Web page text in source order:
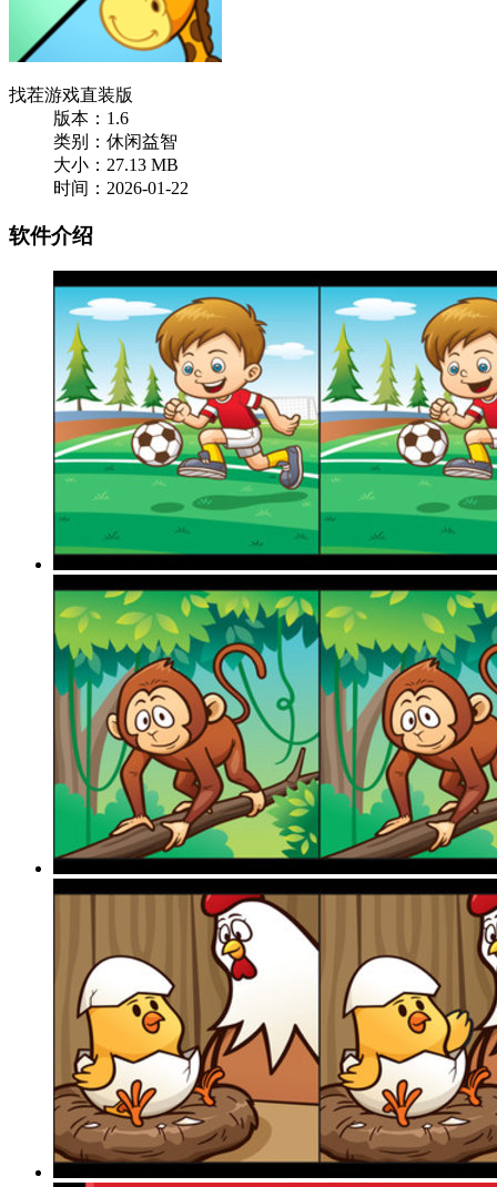
找茬游戏直装版
版本：1.6
类别：休闲益智
大小：27.13 MB
时间：2026-01-22
软件介绍